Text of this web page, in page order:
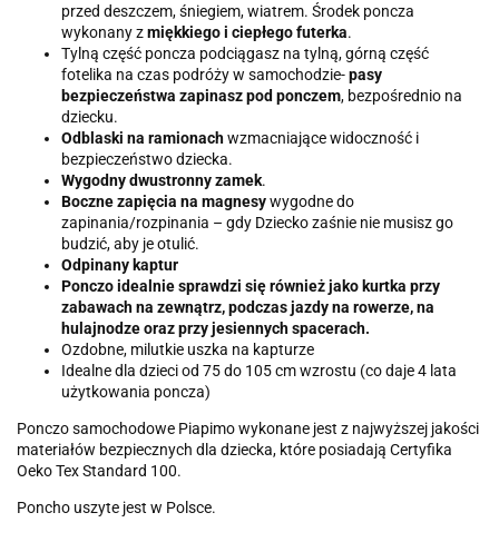
przed deszczem, śniegiem, wiatrem. Środek poncza
wykonany zmiękkiego i ciepłego futerka.
Tylną część poncza podciągasz na tylną, górną część
fotelika na czas podróży w samochodzie-pasy
bezpieczeństwa zapinasz pod ponczem, bezpośrednio na
dziecku.
Odblaski na ramionachwzmacniające widoczność i
bezpieczeństwo dziecka.
Wygodny dwustronny zamek.
Boczne zapięcia na magnesywygodne do
zapinania/rozpinania – gdy Dziecko zaśnie nie musisz go
budzić, aby je otulić.
Odpinany kaptur
Ponczo idealnie sprawdzi się również jako kurtka przy
zabawach na zewnątrz, podczas jazdy na rowerze, na
hulajnodze oraz przy jesiennych spacerach.
Ozdobne, milutkie uszka na kapturze
Idealne dla dzieci od 75 do 105 cm wzrostu (co daje 4 lata
użytkowania poncza)
Ponczo samochodowe Piapimo wykonane jest z najwyższej jakości
materiałów bezpiecznych dla dziecka, które posiadają Certyfika
Oeko Tex Standard 100.
Poncho uszyte jest w Polsce.